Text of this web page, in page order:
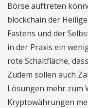
Börse auftreten
blockchain der
Fastens und der
in der Praxis ein
rote Schaltfläche,
Zudem sollen auch
Lösungen mehr zum
Kryptowährungen